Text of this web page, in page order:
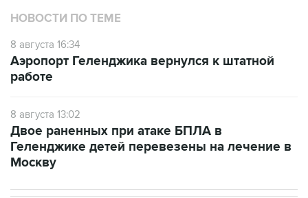
НОВОСТИ ПО ТЕМЕ
8 августа 16:34
Аэропорт Геленджика вернулся к штатной
работе
8 августа 13:02
Двое раненных при атаке БПЛА в
Геленджике детей перевезены на лечение в
Москву